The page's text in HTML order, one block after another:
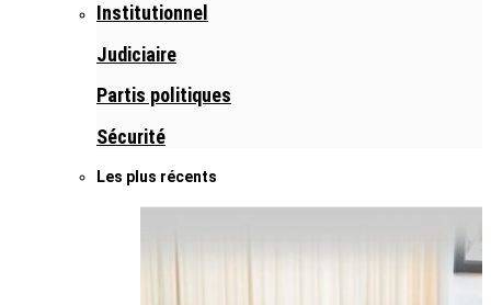
Institutionnel
Judiciaire
Partis politiques
Sécurité
Les plus récents